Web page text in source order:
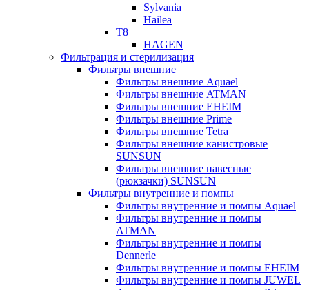
Sylvania
Hailea
T8
HAGEN
Фильтрация и стерилизация
Фильтры внешние
Фильтры внешние Aquael
Фильтры внешние ATMAN
Фильтры внешние EHEIM
Фильтры внешние Prime
Фильтры внешние Tetra
Фильтры внешние канистровые
SUNSUN
Фильтры внешние навесные
(рюкзачки) SUNSUN
Фильтры внутренние и помпы
Фильтры внутренние и помпы Aquael
Фильтры внутренние и помпы
ATMAN
Фильтры внутренние и помпы
Dennerle
Фильтры внутренние и помпы EHEIM
Фильтры внутренние и помпы JUWEL